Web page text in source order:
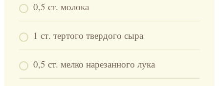
0,5 ст. молока
1 ст. тертого твердого сыра
0,5 ст. мелко нарезанного лука